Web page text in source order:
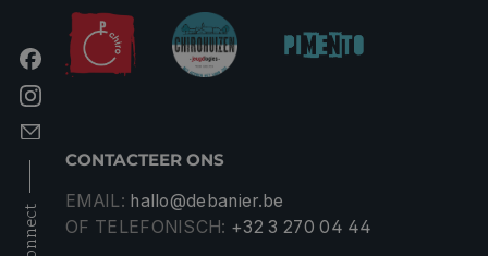
connect
CONTACTEER ONS
EMAIL: hallo@debanier.be
OF TELEFONISCH: +32 3 270 04 44